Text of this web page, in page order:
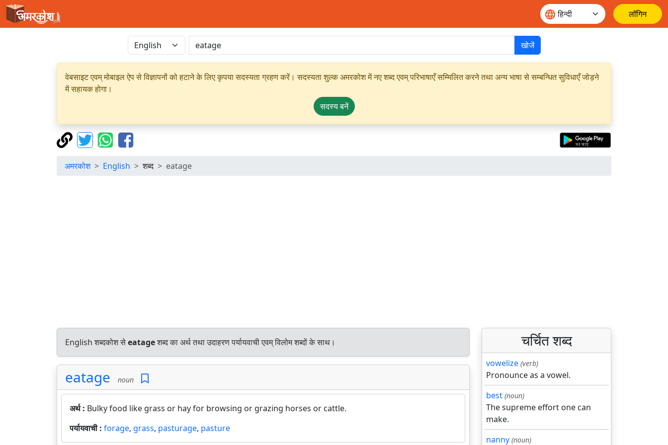
लॉगिन
खोजें
वेबसाइट एवम् मोबाइल ऐप से विज्ञापनों को हटाने के लिए कृपया सदस्यता ग्रहण करें। सदस्यता शुल्क अमरकोश में नए शब्द एवम् परिभाषाएँ सम्मिलित करने तथा अन्य भाषा से सम्बन्धित सुविधाएँ जोड़ने
में सहायक होगा।
सदस्य बनें
अमरकोश English शब्द eatage
English शब्दकोश सेeatageशब्द का अर्थ तथा उदाहरण पर्यायवाची एवम् विलोम शब्दों के साथ।
eatage noun
अर्थ : Bulky food like grass or hay for browsing or grazing horses or cattle.
पर्यायवाची : forage, grass, pasturage, pasture
चर्चित शब्द
vowelize (verb)
Pronounce as a vowel.
best (noun)
The supreme effort one can
make.
nanny (noun)